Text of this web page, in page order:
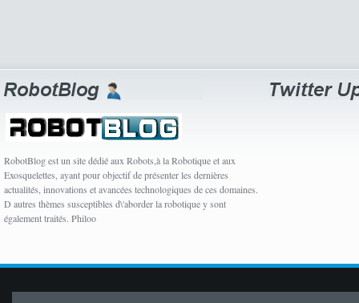
RobotBlog est un site dédié aux Robots,à la Robotique et aux
Exosquelettes, ayant pour objectif de présenter les dernières
actualités, innovations et avancées technologiques de ces domaines.
D autres thèmes susceptibles d\'aborder la robotique y sont
également traités. Philoo